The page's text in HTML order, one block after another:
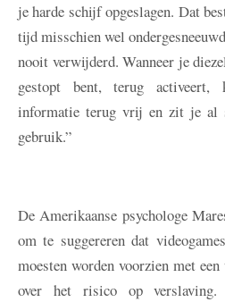
je harde schijf opgeslagen. Dat
tijd misschien wel
nooit verwijderd. Wanneer je
gestopt bent, terug activeert,
informatie terug vrij en zit je al
gebruik.”
De Amerikaanse psychologe
om te suggereren dat
moesten worden voorzien met een
over het risico op verslaving.